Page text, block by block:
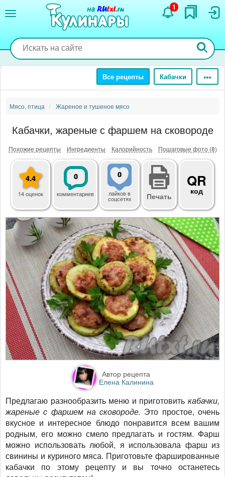
содержанию
1
Все рецепты Кабачки
Мясо, птица Жареное и тушеное мясо
Кабачки, жареные с фаршем на сковороде
Похожие рецепты Ингредиенты Калорийность Пошаговые фото (8)
4.4
14 оценок
0
комментариев
0
лайковв
соцсетях Печать
QR
код
Автор рецепта
Елена Калинина
Предлагаю разнообразить меню и приготовить кабачки,
жареные с фаршем на сковороде. Это простое, очень
вкусное и интересное блюдо понравится всем вашим
родным, его можно смело предлагать и гостям. Фарш
можно использовать любой, я использовала фарш из
свинины и куриного мяса. Приготовьте фаршированные
кабачки по этому рецепту и вы точно останетесь